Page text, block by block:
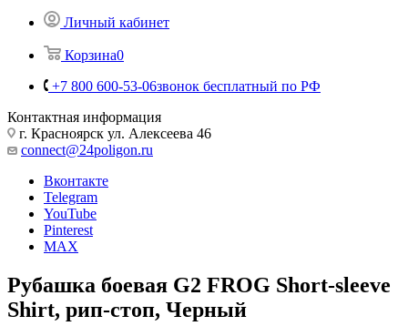
Личный кабинет
Корзина0
+7 800 600-53-06звонок бесплатный по РФ
Контактная информация
г. Красноярск ул. Алексеева 46
connect@24poligon.ru
Вконтакте
Telegram
YouTube
Pinterest
MAX
Рубашка боевая G2 FROG Short-sleeve
Shirt, рип-стоп, Черный